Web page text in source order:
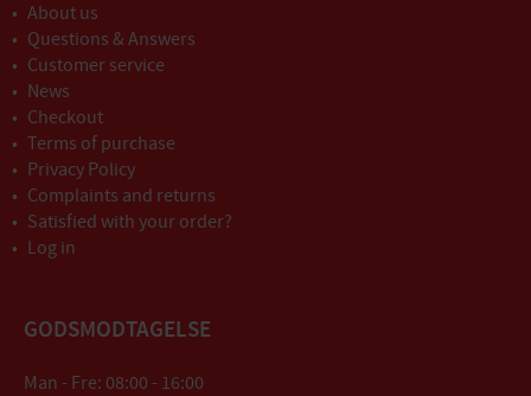
About us
Questions & Answers
Customer service
News
Checkout
Terms of purchase
Privacy Policy
Complaints and returns
Satisfied with your order?
Log in
GODSMODTAGELSE
Man - Fre: 08:00 - 16:00